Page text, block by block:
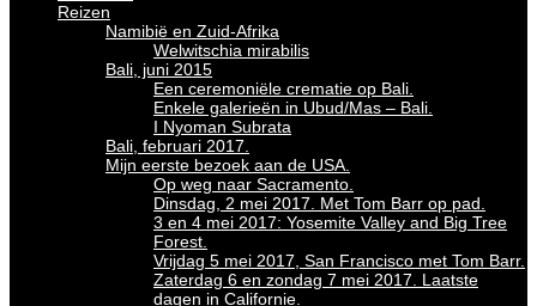
Reizen
Namibië en Zuid-Afrika
Welwitschia mirabilis
Bali, juni 2015
Een ceremoniële crematie op Bali.
Enkele galerieën in Ubud/Mas – Bali.
I Nyoman Subrata
Bali, februari 2017.
Mijn eerste bezoek aan de USA.
Op weg naar Sacramento.
Dinsdag, 2 mei 2017. Met Tom Barr op pad.
3 en 4 mei 2017: Yosemite Valley and Big Tree
Forest.
Vrijdag 5 mei 2017, San Francisco met Tom Barr.
Zaterdag 6 en zondag 7 mei 2017. Laatste
dagen in Californie.